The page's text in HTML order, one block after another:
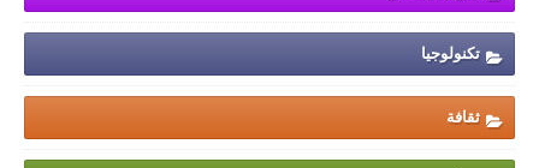
تكنولوجيا
ثقافة